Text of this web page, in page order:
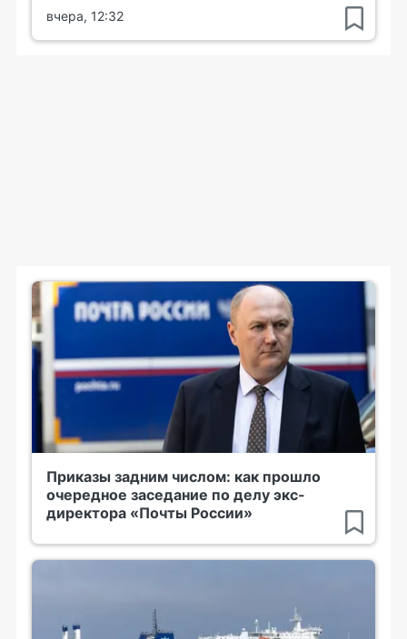
вчера, 12:32
Приказы задним числом: как прошло
очередное заседание по делу экс-
директора «Почты России»